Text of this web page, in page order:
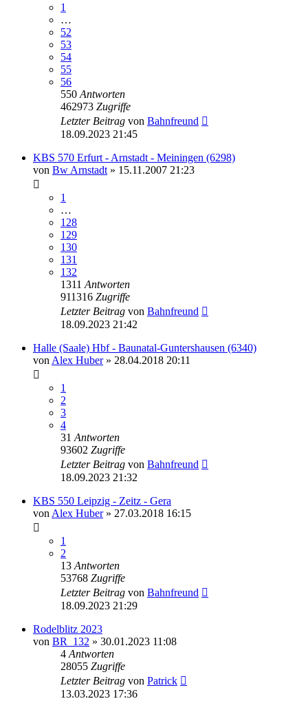
1
…
52
53
54
55
56
550 Antworten
462973 Zugriffe
Letzter Beitrag von Bahnfreund
18.09.2023 21:45
KBS 570 Erfurt - Arnstadt - Meiningen (6298)
von Bw Arnstadt » 15.11.2007 21:23
1
…
128
129
130
131
132
1311 Antworten
911316 Zugriffe
Letzter Beitrag von Bahnfreund
18.09.2023 21:42
Halle (Saale) Hbf - Baunatal-Guntershausen (6340)
von Alex Huber» 28.04.2018 20:11
1
2
3
4
31 Antworten
93602 Zugriffe
Letzter Beitrag von Bahnfreund
18.09.2023 21:32
KBS 550 Leipzig - Zeitz - Gera
von Alex Huber» 27.03.2018 16:15
1
2
13 Antworten
53768 Zugriffe
Letzter Beitrag von Bahnfreund
18.09.2023 21:29
Rodelblitz 2023
von BR_132 » 30.01.2023 11:08
4 Antworten
28055 Zugriffe
Letzter Beitrag von Patrick
13.03.2023 17:36